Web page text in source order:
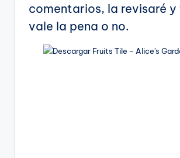
comentarios, la revisaré y
vale la pena o no.